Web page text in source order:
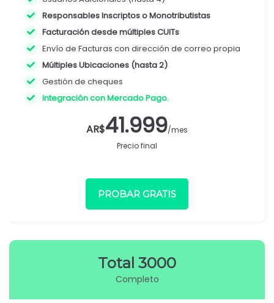
Responsables Inscriptos o Monotributistas
Facturación desde múltiples CUITs
Envío de Facturas con dirección de correo propia
Múltiples Ubicaciones (hasta 2)
Gestión de cheques
Integración con Mercado Pago.
AR$41.999/mes
Precio final
PROBAR GRATIS
Total 3000
Completo